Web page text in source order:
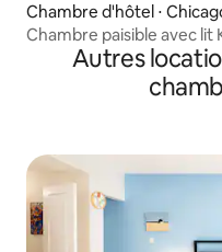
Chambre d'hôtel ⋅
Chambre paisible avec lit
d'hôtes de charme à
Autres